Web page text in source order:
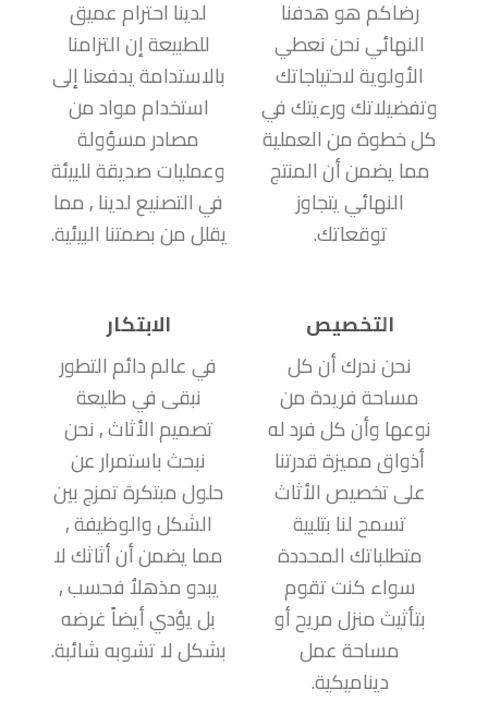
رضاكم هو هدفنا
النهائي نحن نعطي
الأولوية لاحتياجاتك
وتفضيلاتك ورءيتك في
كل خطوة من العملية
مما يضمن أن المنتج
النهائي يتجاوز
توقعاتك.
لدينا احترام عميق
للطبيعة إن التزامنا
بالاستدامة يدفعنا إلى
استخدام مواد من
مصادر مسؤولة
وعمليات صديقة للبيئة
في التصنيع لدينا , مما
يقلل من بصمتنا البيئية.
التخصيص
نحن ندرك أن كل
مساحة فريدة من
نوعها وأن كل فرد له
أذواق مميزة قدرتنا
على تخصيص الأثاث
تسمح لنا بتلبية
متطلباتك المحددة
سواء كنت تقوم
بتأثيث منزل مريح أو
مساحة عمل
ديناميكية.
الابتكار
في عالم دائم التطور
نبقى في طليعة
تصميم الأثاث , نحن
نبحث باستمرار عن
حلول مبتكرة تمزج بين
الشكل والوظيفة ,
مما يضمن أن أثاثك لا
يبدو مذهلاُ فحسب ,
بل يؤدي أيضاً غرضه
بشكل لا تشوبه شائبة.